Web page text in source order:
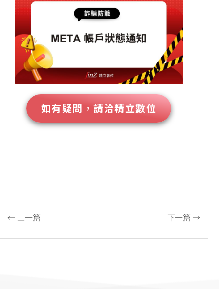
如有疑問，請洽精立數位
← 上一篇 下一篇 →